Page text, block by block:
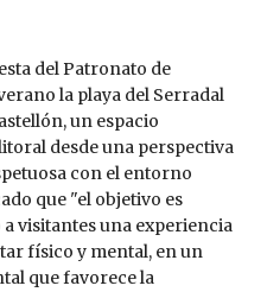
del Patronato de
la playa del Serradal
un espacio
desde una perspectiva
con el entorno
que "el objetivo es
visitantes una experiencia
físico y mental, en un
que favorece la